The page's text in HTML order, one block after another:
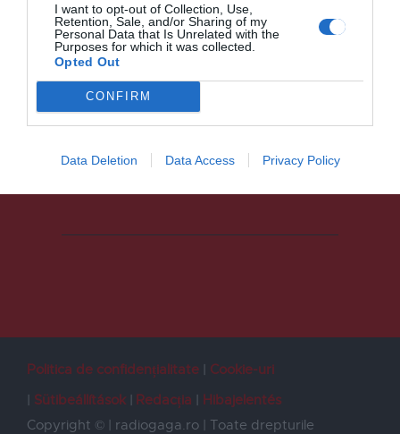
I want to opt-out of Collection, Use,
Retention, Sale, and/or Sharing of my
Personal Data that Is Unrelated with the
Purposes for which it was collected.
Opted Out
CONFIRM
Data Deletion Data Access Privacy Policy
Politica de confidențialitate
Cookie-uri
Sütibeállítások
Redacția
Hibajelentés
Copyright © | radiogaga.ro | Toate drepturile